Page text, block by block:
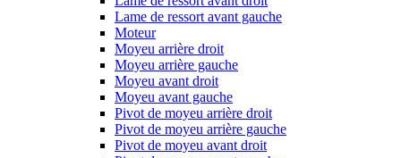
Lame de ressort avant gauche
Moteur
Moyeu arrière droit
Moyeu arrière gauche
Moyeu avant droit
Moyeu avant gauche
Pivot de moyeu arrière droit
Pivot de moyeu arrière gauche
Pivot de moyeu avant droit